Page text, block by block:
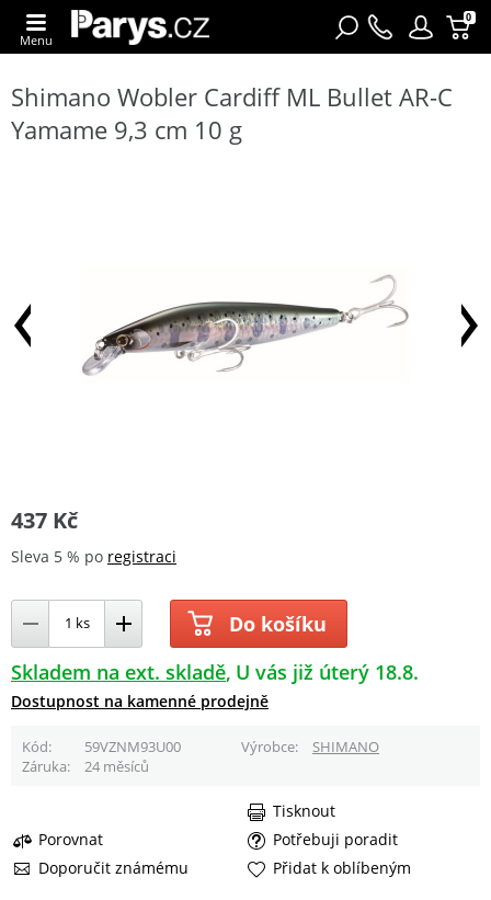
0
Menu
Shimano Wobler Cardiff ML Bullet AR-C
Yamame 9,3 cm 10 g
437 Kč
Sleva 5 % po registraci
Do košíku
Skladem na ext. skladě U vás již úterý 18.8.
Dostupnost na kamenné prodejně
Kód 59VZNM93U00 Výrobce
SHIMANO
Záruka
24 měsíců
Porovnat
Potřebuji poradit
Doporučit známému
Tisknout
Přidat k oblíbeným